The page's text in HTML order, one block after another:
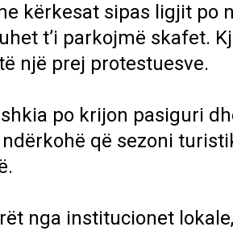
kërkesat sipas ligjit po
t’i parkojmë skafet.
një prej protestuesve.
po krijon pasiguri
që sezoni
nga institucionet